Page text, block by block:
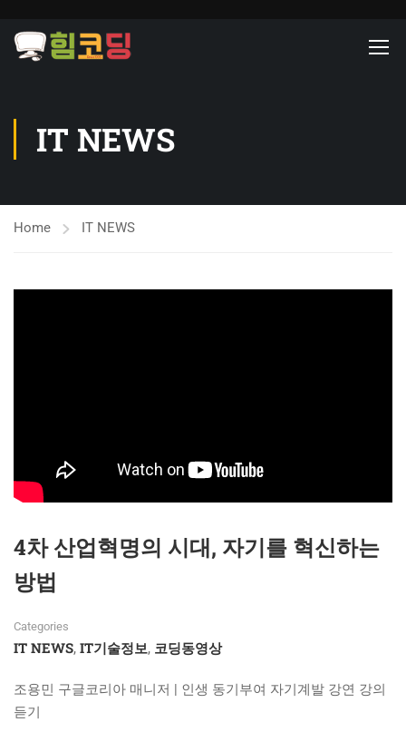
IT NEWS
Home IT NEWS
4차 산업혁명의 시대, 자기를 혁신하는
방법
Categories
IT NEWS, IT기술정보, 코딩동영상
조용민 구글코리아 매니저 | 인생 동기부여 자기계발 강연 강의
듣기